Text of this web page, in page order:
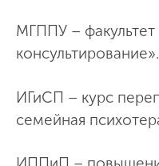
МГППУ –
консультирование».
ИГиСП – курс
семейная